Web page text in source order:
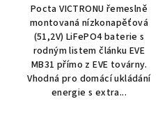
Pocta VICTRONU řemeslně
montovaná nízkonapěťová
(51,2V) LiFePO4 baterie s
rodným listem článku EVE
MB31 přímo z EVE továrny.
Vhodná pro domácí ukládání
energie s extra...